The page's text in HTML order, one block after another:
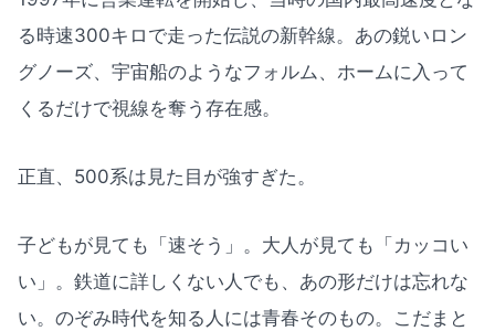
る時速300キロで走った伝説の新幹線。あの鋭いロン
グノーズ、宇宙船のようなフォルム、ホームに入って
くるだけで視線を奪う存在感。
正直、500系は見た目が強すぎた。
子どもが見ても「速そう」。大人が見ても「カッコい
い」。鉄道に詳しくない人でも、あの形だけは忘れな
い。のぞみ時代を知る人には青春そのもの。こだまと